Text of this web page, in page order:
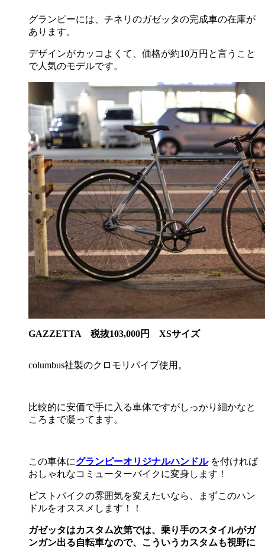
グランピーには、チネリのガゼッタの完成車の在庫が
あります。
デザインがカッコよくて、価格が約10万円と言うこと
で人気のモデルです。
GAZZETTA 税抜103,000円 XSサイズ
columbus社製のクロモリパイプ使用。
比較的に安価で手に入る車体ですがしっかり細かなと
ころまで凝ってます。
この車体にグランピーオリジナルハンドル を付ければ
おしゃれなコミューターバイクに変身します！
ピストバイクの雰囲気を変えたいなら、まずこのハン
ドルをオススメします！！
ガゼッタはカスタム次第では、乗り手のスタイルがガ
ンガン出る自転車なので、こういうカスタムも視野に